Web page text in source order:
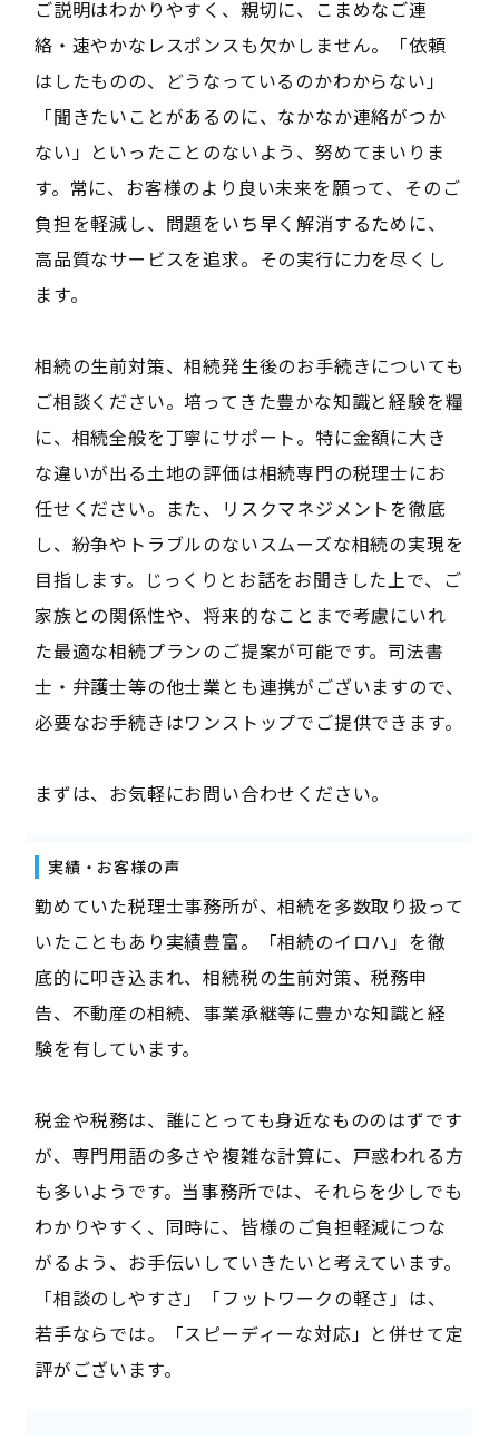
ご説明はわかりやすく、親切に、こまめなご連
絡・速やかなレスポンスも欠かしません。「依頼
はしたものの、どうなっているのかわからない」
「聞きたいことがあるのに、なかなか連絡がつか
ない」といったことのないよう、努めてまいりま
す。常に、お客様のより良い未来を願って、そのご
負担を軽減し、問題をいち早く解消するために、
高品質なサービスを追求。その実行に力を尽くし
ます。
相続の生前対策、相続発生後のお手続きについても
ご相談ください。培ってきた豊かな知識と経験を糧
に、相続全般を丁寧にサポート。特に金額に大き
な違いが出る土地の評価は相続専門の税理士にお
任せください。また、リスクマネジメントを徹底
し、紛争やトラブルのないスムーズな相続の実現を
目指します。じっくりとお話をお聞きした上で、ご
家族との関係性や、将来的なことまで考慮にいれ
た最適な相続プランのご提案が可能です。司法書
士・弁護士等の他士業とも連携がございますので、
必要なお手続きはワンストップでご提供できます。
まずは、お気軽にお問い合わせください。
実績・お客様の声
勤めていた税理士事務所が、相続を多数取り扱って
いたこともあり実績豊富。「相続のイロハ」を徹
底的に叩き込まれ、相続税の生前対策、税務申
告、不動産の相続、事業承継等に豊かな知識と経
験を有しています。
税金や税務は、誰にとっても身近なもののはずです
が、専門用語の多さや複雑な計算に、戸惑われる方
も多いようです。当事務所では、それらを少しでも
わかりやすく、同時に、皆様のご負担軽減につな
がるよう、お手伝いしていきたいと考えています。
「相談のしやすさ」「フットワークの軽さ」は、
若手ならでは。「スピーディーな対応」と併せて定
評がございます。